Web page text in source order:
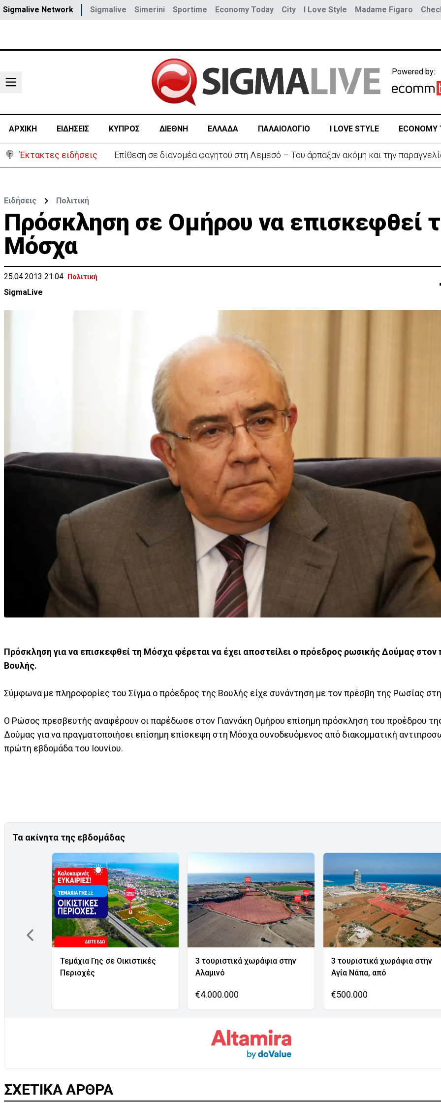
Sigmalive Network Sigmalive Simerini Sportime Economy Today City I Love Style Madame Figaro
Powered by:
ΑΡΧΙΚΗ ΕΙΔΗΣΕΙΣ ΚΥΠΡΟΣ ΔΙΕΘΝΗ ΕΛΛΑΔΑ ΠΑΛΑΙΟΛΟΓΙΟ I LOVE STYLE ECONOMY
Έκτακτες ειδήσεις Ο στρατηγός του Τραμπ «αναζητά διέξοδο» από τον πόλεμο με το Ιράν
Ειδήσεις Πολιτική
Πρόσκληση σε Ομήρου να επισκεφθεί
Μόσχα
25.04.2013 21:04 Πολιτική
SigmaLive
Πρόσκληση για να επισκεφθεί τη Μόσχα φέρεται να έχει αποστείλει ο πρόεδρος ρωσικής Δούμας στον
Βουλής.
Σύμφωνα με πληροφορίες του Σίγμα ο πρόεδρος της Βουλής είχε συνάντηση με τον πρέσβη της Ρωσίας
Ο Ρώσος πρεσβευτής αναφέρουν οι παρέδωσε στον Γιαννάκη Ομήρου επίσημη πρόσκληση του προέδρου
Δούμας για να πραγματοποιήσει επίσημη επίσκεψη στη Μόσχα συνοδευόμενος από διακομματική
πρώτη εβδομάδα του Ιουνίου.
Τα ακίνητα της εβδομάδας
Τεμάχια Γης σε Οικιστικές
Περιοχές
3 τουριστικά χωράφια στην
Αλαμινό
€4.000.000
3 τουριστικά χωράφια στην
Αγία Νάπα, από
€500.000
ΣΧΕΤΙΚΑ ΑΡΘΡΑ